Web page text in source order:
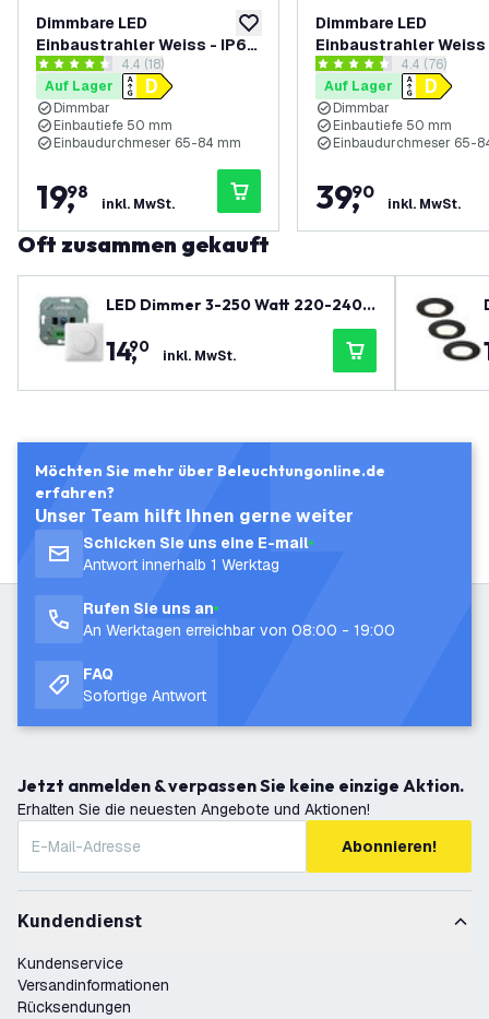
zur Wunschliste hinzufügen
Dimmbare LED
Einbaustrahler Weiss - IP65
- 5W - 2700K - 5 Jahre
Garantie - Geeignet für das
Badezimmer
Bewertungsbereich öffnen
4.4 Bewertungssterne
4.4 (18)
Auf Lager
Dimmbar
Einbautiefe 50 mm
Einbaudurchmeser 65-84 mm
19,
98
inkl. MwSt.
Dimmbare LED
Einbaustrahler Weiss
- 5W - 2700K - 5 Jahre
Garantie - Geeignet
Badezimmer
4.4 Bewertungssterne
4.4 (76)
Auf Lager
Dimmbar
Einbautiefe 50 mm
Einbaudurchmeser 65-
39,
90
inkl. MwSt.
Oft zusammen gekauft
LED Dimmer 3-250 Watt 220-240V
- Phasenabschnitt - Universal - Ko
mplett
14,
90 inkl. MwSt.
Möchten Sie mehr über Beleuchtungonline.de
erfahren?
Unser Team hilft Ihnen gerne weiter
Schicken Sie uns eine E-mail
Antwort innerhalb 1 Werktag
Rufen Sie uns an
An Werktagen erreichbar von 08:00 - 19:00
FAQ
Sofortige Antwort
Jetzt anmelden & verpassen Sie keine einzige Aktion.
Erhalten Sie die neuesten Angebote und Aktionen!
Abonnieren!
Kundendienst
Kundenservice
Versandinformationen
Rücksendungen